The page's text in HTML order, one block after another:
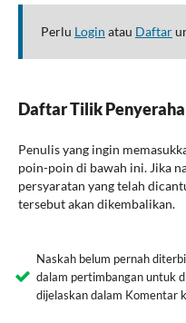
Perlu Login atau Daftar
Daftar Tilik
Penulis yang ingin
poin-poin di bawah ini. Jika
persyaratan yang telah
tersebut akan dikembalikan.
Naskah belum pernah
dalam pertimbangan untuk
dijelaskan dalam Komentar